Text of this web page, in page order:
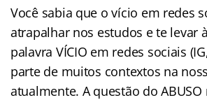
Você sabia que o vício em redes
atrapalhar nos estudos e te levar
palavra VÍCIO em redes sociais
parte de muitos contextos na
atualmente. A questão do ABUSO